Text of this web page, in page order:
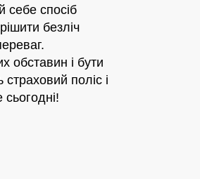
себе спосіб
безліч
обставин і бути
поліс і